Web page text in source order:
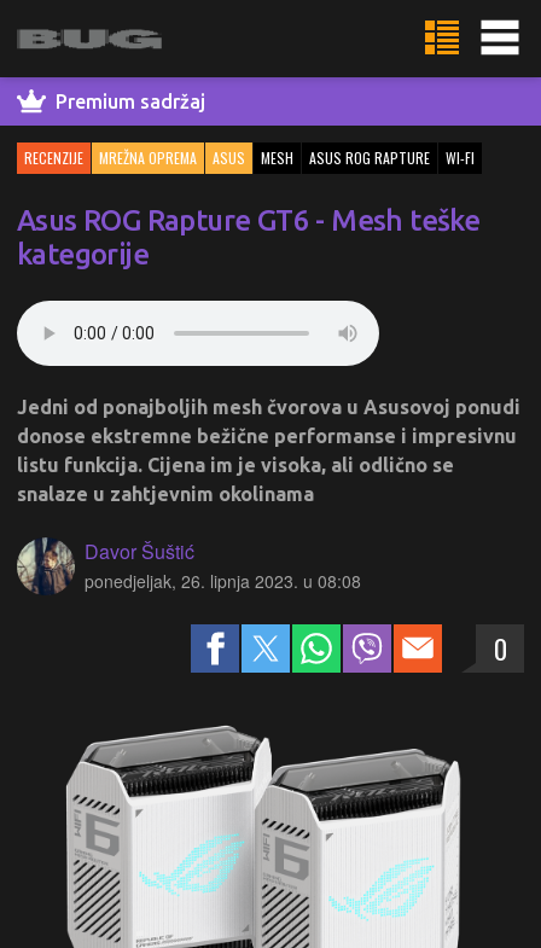
Premium sadržaj
RECENZIJE MREŽNA OPREMA ASUS MESH ASUS ROG RAPTURE WI-FI
Asus ROG Rapture GT6 - Mesh teške
kategorije
Jedni od ponajboljih mesh čvorova u Asusovoj ponudi
donose ekstremne bežične performanse i impresivnu
listu funkcija. Cijena im je visoka, ali odlično se
snalaze u zahtjevnim okolinama
Davor Šuštić
ponedjeljak, 26. lipnja 2023. u 08:08
0